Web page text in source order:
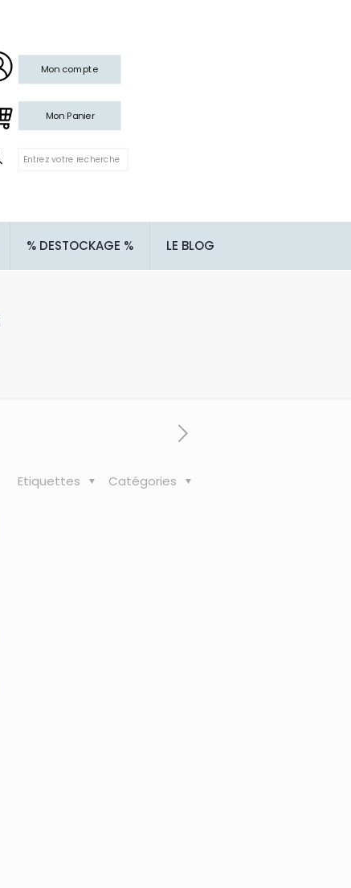
Mon compte
Mon Panier
% DESTOCKAGE % LE BLOG
Catégories
Etiquettes